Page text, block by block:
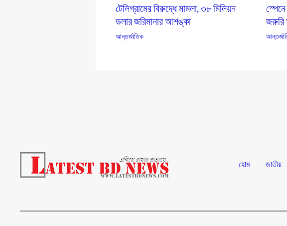
টেলিগ্রামের বিরুদ্ধে মামলা, ৩৮ মিলিয়ন
ডলার জরিমানার আশঙ্কা
আন্তর্জাতিক
জরুরি
হোম জাতীয়